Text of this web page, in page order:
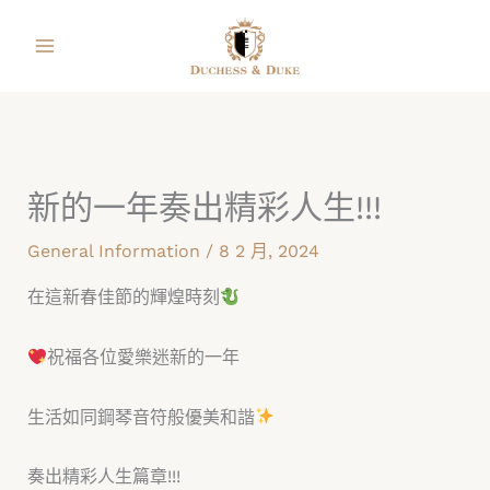
新的一年奏出精彩人生!!!​
General Information / 8 2 月, 2024
在這新春佳節的輝煌時刻
祝福各位愛樂迷新的一年
生活如同鋼琴音符般優美和諧
奏出精彩人生篇章!!!
instagram
line